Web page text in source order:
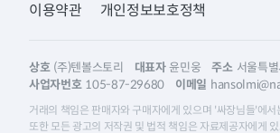
이용약관 개인정보보호정책
상호 (주)텐볼스토리 대표자 윤민웅 주소 서울특
사업자번호 105-87-29680 이메일
거래의 책임은 판매자와 구매자에게 있으며 '싸장님들'에
또한 모든 광고의 저작권 및 법적 책임은 자료제공자에게